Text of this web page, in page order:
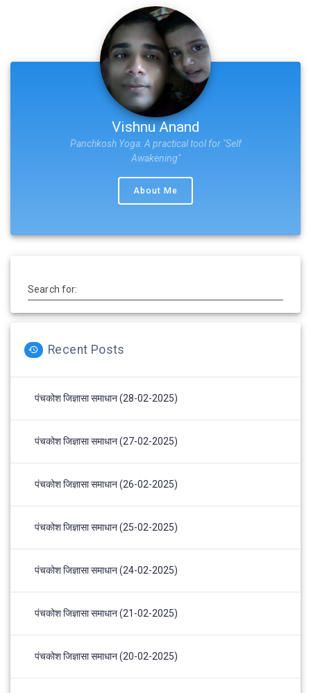
Vishnu Anand
Panchkosh Yoga: A practical tool for "Self
Awakening"
About Me
Search for:
Recent Posts
पंचकोश जिज्ञासा समाधान (28-02-2025)
पंचकोश जिज्ञासा समाधान (27-02-2025)
पंचकोश जिज्ञासा समाधान (26-02-2025)
पंचकोश जिज्ञासा समाधान (25-02-2025)
पंचकोश जिज्ञासा समाधान (24-02-2025)
पंचकोश जिज्ञासा समाधान (21-02-2025)
पंचकोश जिज्ञासा समाधान (20-02-2025)